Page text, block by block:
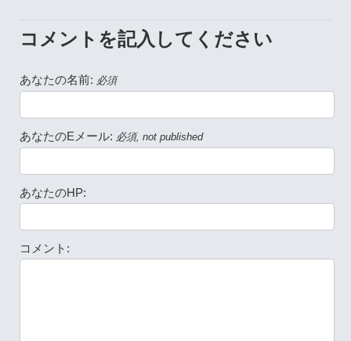
コメントを記入してください
あなたの名前: 必須
あなたのEメール: 必須, not published
あなたのHP:
コメント: